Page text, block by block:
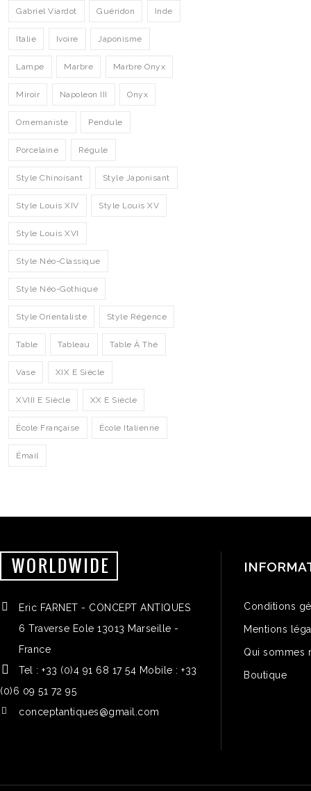
Gabriel Viardot Guéridon Inde
Italie Ivoire Japonisme
Lampe Marbre Marbre Onyx
Miroir Napoleon III Onyx
Ornemaniste Pendule
Porcelaine Régule
Style Chinoisant Style Japonisant
Style Louis XIV Style Louis XV
Style Louis XVI
Style Néo-Classique
Style Néo-Gothique
Style Orientaliste Style Régence
Table Tableau Table À Thé
Vase XIX E Siècle
XVIII E Siècle XX E Siècle
École Française École Italienne
Émail
Eric FARNET - CONCEPT ANTIQUES
6 Traverse Eole 13013 Marseille -
France
Tel : +33 (0)4 91 68 17 54 Mobile : +33
(0)6 09 51 72 95
conceptantiques@gmail.com
Conditions
Mentions
Qui sommes
Boutique